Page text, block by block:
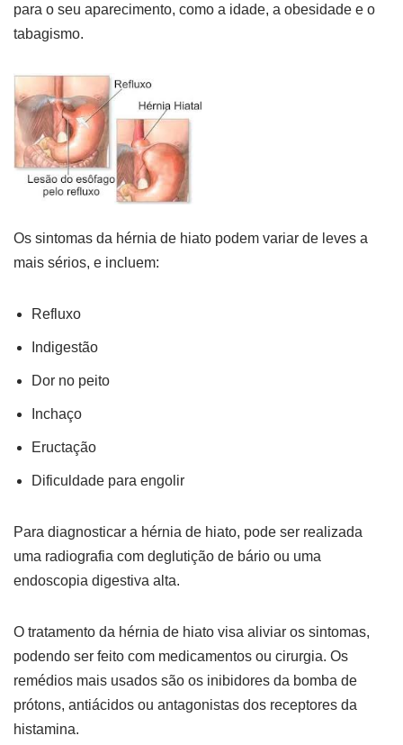
para o seu aparecimento, como a idade, a obesidade e o
tabagismo.
Os sintomas da hérnia de hiato podem variar de leves a
mais sérios, e incluem:
Refluxo
Indigestão
Dor no peito
Inchaço
Eructação
Dificuldade para engolir
Para diagnosticar a hérnia de hiato, pode ser realizada
uma radiografia com deglutição de bário ou uma
endoscopia digestiva alta.
O tratamento da hérnia de hiato visa aliviar os sintomas,
podendo ser feito com medicamentos ou cirurgia. Os
remédios mais usados são os inibidores da bomba de
prótons, antiácidos ou antagonistas dos receptores da
histamina.